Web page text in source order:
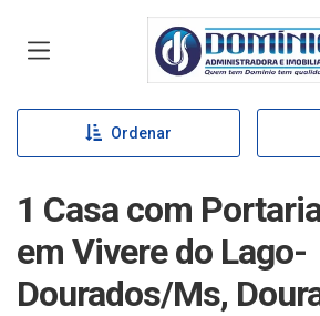
Página inicial
Ordenar
1 Casa com
em Vivere do Lago-
Dourados/Ms,